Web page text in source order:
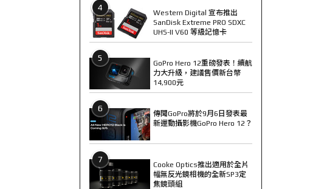
4
Western Digital 宣布推出
SanDisk Extreme PRO SDXC
UHS-II V60 等級記憶卡
5
GoPro Hero 12重磅發表！續航
力大升級，建議售價新台幣
14,900元
6
傳聞GoPro將於9月6日發表最
新運動攝影機GoPro Hero 12？
7
Cooke Optics推出適用於全片
幅無反光鏡相機的全新SP3定
焦鏡頭組